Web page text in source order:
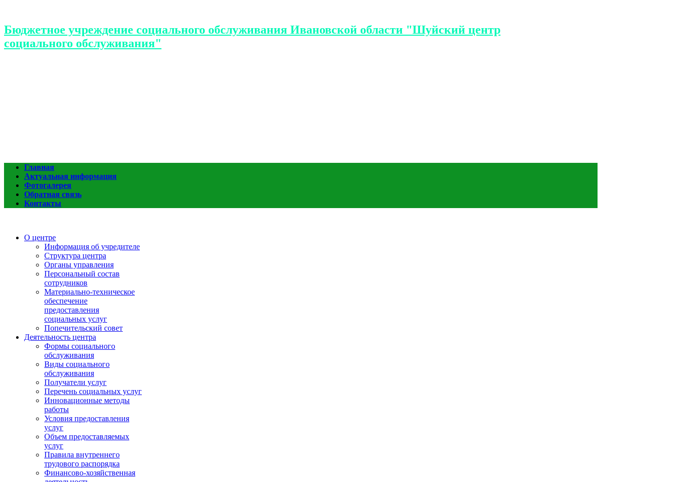
Бюджетное учреждение социального обслуживания Ивановской области "Шуйский центр
социального обслуживания"
Главная
Актуальная информация
Фотогалерея
Обратная связь
Контакты
О центре
Информация об учредителе
Структура центра
Органы управления
Персональный состав
сотрудников
Материально-техническое
обеспечение
предоставления
социальных услуг
Попечительский совет
Деятельность центра
Формы социального
обслуживания
Виды социального
обслуживания
Получатели услуг
Перечень социальных услуг
Инновационные методы
работы
Условия предоставления
услуг
Объем предоставляемых
услуг
Правила внутреннего
трудового распорядка
Финансово-хозяйственная